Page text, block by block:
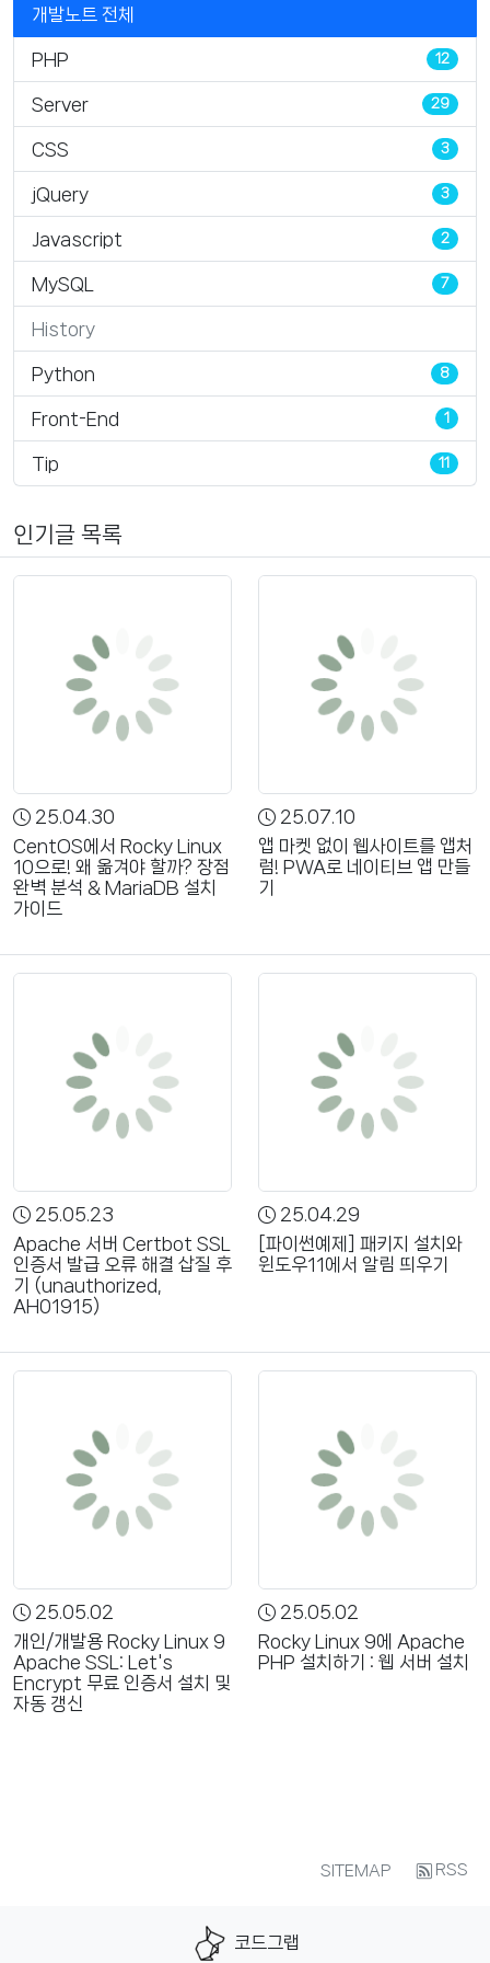
개발노트 전체
PHP 12
Server 29
CSS 3
jQuery 3
Javascript 2
MySQL 7
History
Python 8
Front-End 1
Tip 11
인기글 목록
25.04.30
CentOS에서 Rocky Linux
10으로! 왜 옮겨야 할까? 장점
완벽 분석 & MariaDB 설치
가이드
25.07.10
앱 마켓 없이 웹사이트를 앱처
럼! PWA로 네이티브 앱 만들
기
25.05.23
Apache 서버 Certbot SSL
인증서 발급 오류 해결 삽질 후
기 (unauthorized,
AH01915)
25.04.29
[파이썬예제] 패키지 설치와
윈도우11에서 알림 띄우기
25.05.02
개인/개발용 Rocky Linux 9
Apache SSL: Let's
Encrypt 무료 인증서 설치 및
자동 갱신
25.05.02
Rocky Linux 9에 Apache
PHP 설치하기 : 웹 서버 설치
SITEMAP RSS
코드그랩